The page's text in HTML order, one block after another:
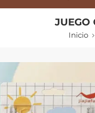
JUEGO
Inicio